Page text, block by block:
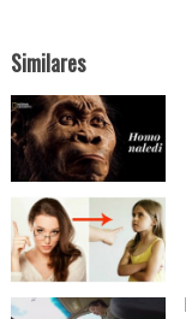
Similares